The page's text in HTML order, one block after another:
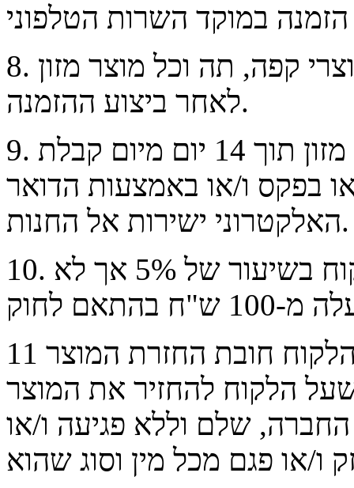
8. לא ניתן לבטל עסקת הזמנת מוצרי קפה, תה וכל מוצר מזון
לאחר ביצוע ההזמנה.
9
תוך 14 יום מיום קבלת
בפקס ו/או באמצעות הדואר
האלקטרוני ישירות אל החנות
.
10. בשיעור של 5% אך לא
מ-100 ש"ח
11
הלקוח להחזיר את המוצר
החברה, שלם וללא פגיעה ו/או